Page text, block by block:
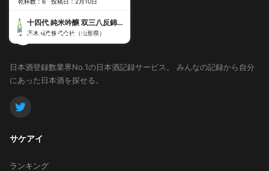
十四代 純米吟醸 双三八反錦おりがらみ
高木酒造株式会社（山形県）
日本酒登録数業界No.1の日本酒記録サービス。
みんなの記録から自分
にあった日本酒を探せる。
サケアイ
ランキング